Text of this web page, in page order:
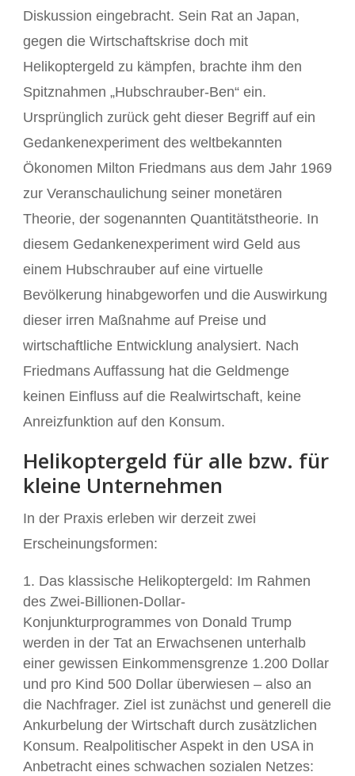
Diskussion eingebracht. Sein Rat an Japan,
gegen die Wirtschaftskrise doch mit
Helikoptergeld zu kämpfen, brachte ihm den
Spitznahmen „Hubschrauber-Ben“ ein.
Ursprünglich zurück geht dieser Begriff auf ein
Gedankenexperiment des weltbekannten
Ökonomen Milton Friedmans aus dem Jahr 1969
zur Veranschaulichung seiner monetären
Theorie, der sogenannten Quantitätstheorie. In
diesem Gedankenexperiment wird Geld aus
einem Hubschrauber auf eine virtuelle
Bevölkerung hinabgeworfen und die Auswirkung
dieser irren Maßnahme auf Preise und
wirtschaftliche Entwicklung analysiert. Nach
Friedmans Auffassung hat die Geldmenge
keinen Einfluss auf die Realwirtschaft, keine
Anreizfunktion auf den Konsum.
Helikoptergeld für alle bzw. für
kleine Unternehmen
In der Praxis erleben wir derzeit zwei
Erscheinungsformen:
Das klassische Helikoptergeld: Im Rahmen
des Zwei-Billionen-Dollar-
Konjunkturprogrammes von Donald Trump
werden in der Tat an Erwachsenen unterhalb
einer gewissen Einkommensgrenze 1.200 Dollar
und pro Kind 500 Dollar überwiesen – also an
die Nachfrager. Ziel ist zunächst und generell die
Ankurbelung der Wirtschaft durch zusätzlichen
Konsum. Realpolitischer Aspekt in den USA in
Anbetracht eines schwachen sozialen Netzes: